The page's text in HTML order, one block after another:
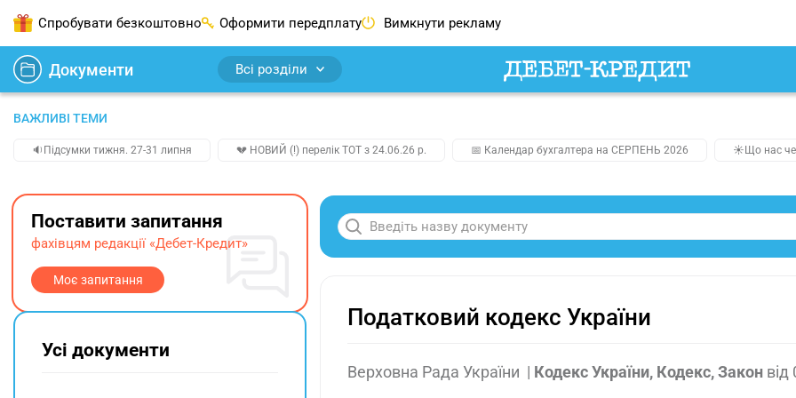
Спробувати безкоштовно Оформити передплату Вимкнути рекламу
Документи Всі розділи
ВАЖЛИВІ ТЕМИ
🔉Підсумки тижня. 27-31 липня 💔 НОВИЙ (!) перелік ТОТ з 24.06.26 р. 📅 Календар бухгалтера на СЕРПЕНЬ 2026 ☀️Що нас
Податковий кодекс України
Верховна Рада України | Кодекс України, Кодекс, Закон від
Поставити запитання
фахівцям редакції «Дебет-Кредит»
Моє запитання
Усі документи